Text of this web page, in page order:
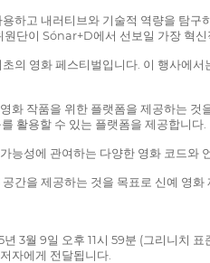
하고 내러티브와 기술적 역량을 탐
단이 Sónar+D에서 선보일 가장 혁신
의 영화 페스티벌입니다. 이 행사에
작품을 위한 플랫폼을 제공하는 것
활용할 수 있는 플랫폼을 제공합니다.
성에 관여하는 다양한 영화 코드와
간을 제공하는 것을 목표로 신예 영
3월 9일 오후 11시 59분 (그리니치 표
자에게 전달됩니다.